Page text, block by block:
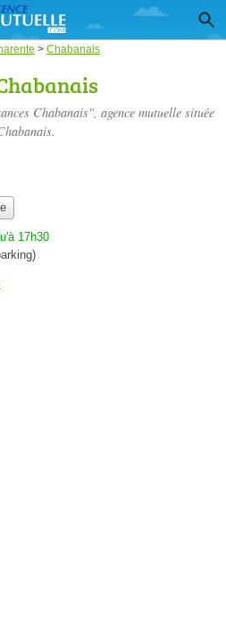
> Chabanais
Chabanais", agence mutuelle située
17h30